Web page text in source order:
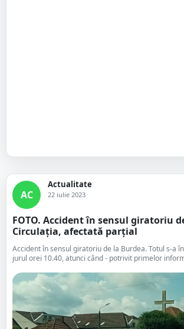
AC
Actualitate
22 iulie 2023
FOTO. Accident în sensul giratoriu
Circulația, afectată parțial
Accident în sensul giratoriu de la Burdea. Totul s-a
jurul orei 10.40, atunci când - potrivit primelor